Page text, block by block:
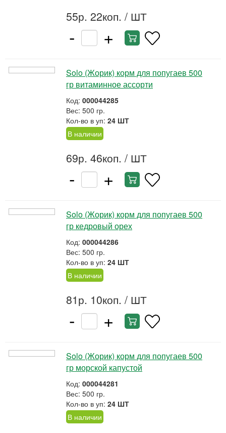
55р. 22коп. / ШТ
- +
Solo (Жорик) корм для попугаев 500
гр витаминное ассорти
Код: 000044285
Вес: 500 гр.
Кол-во в уп: 24 ШТ
В наличии
69р. 46коп. / ШТ
- +
Solo (Жорик) корм для попугаев 500
гр кедровый орех
Код: 000044286
Вес: 500 гр.
Кол-во в уп: 24 ШТ
В наличии
81р. 10коп. / ШТ
- +
Solo (Жорик) корм для попугаев 500
гр морской капустой
Код: 000044281
Вес: 500 гр.
Кол-во в уп: 24 ШТ
В наличии